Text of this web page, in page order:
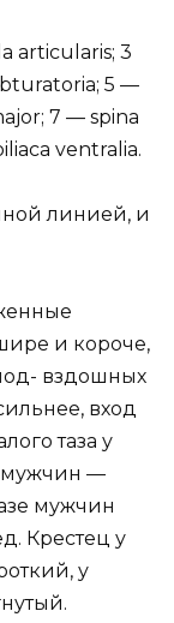
articularis; 3
5 —
7 — spina
ventralia.
линией, и
и короче,
вздошных
вход
таза у
мужчин —
мужчин
Крестец у
у